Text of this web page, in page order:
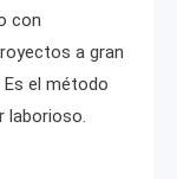
con
a gran
Es el método
laborioso.